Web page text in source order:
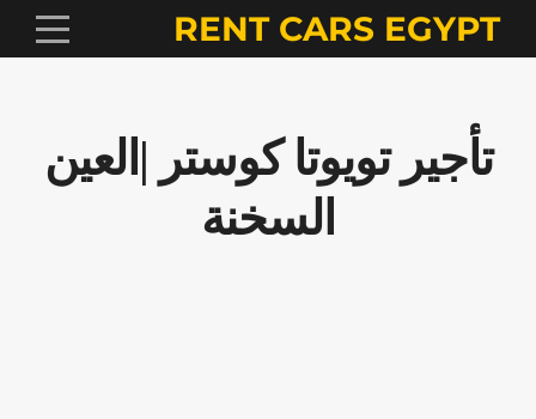
RENT CARS EGYPT
تأجير تويوتا كوستر |العين
السخنة